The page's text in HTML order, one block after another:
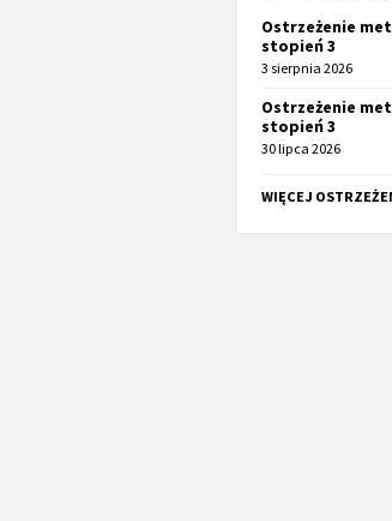
Ostrzeżenie
stopień 3
3 sierpnia 2026
Ostrzeżenie
stopień 3
30 lipca 2026
WIĘCEJ